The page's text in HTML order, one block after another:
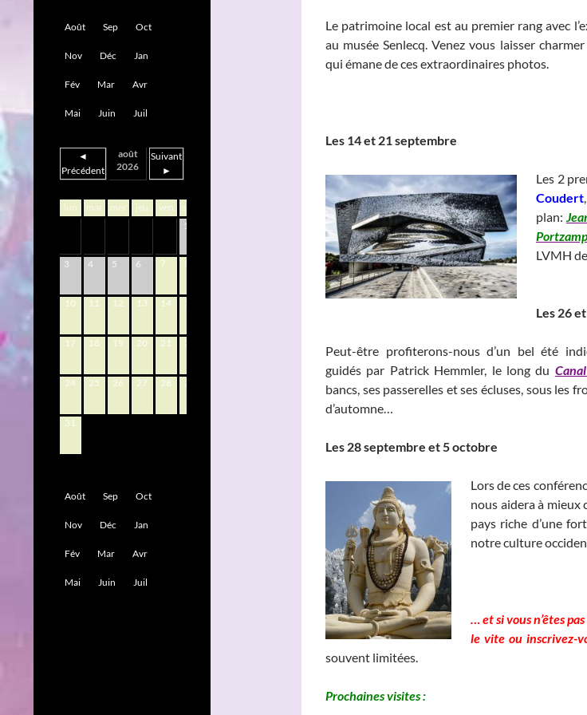
Le patrimoine local est au premier rang avec
au musée Senlecq. Venez vous laisser
qui émane de ces extraordinaires photos.
Les 14 et 21 septembre
Les 2
Coudert
plan:
LVMH
Les 26
Peut-être profiterons-nous d’un bel été
guidés par Patrick Hemmler, le long du
bancs, ses passerelles et ses écluses, sous les
d’automne…
Les 28 septembre et 5 octobre
Lors de ces
nous aidera à mieux
pays riche d’une
notre culture
… et si vous n’êtes
le vite ou inscrivez-
souvent limitées.
Prochaines visites :
Août Sep Oct
Nov Déc Jan
Fév Mar Avr
Mai Juin Juil
◄
Précédent
août
2026
Suivant
►
lun mar mer jeu ven sam
1
3 4 5 6 7 8
10 11 12 13 14 15
17 18 19 20 21 22
24 25 26 27 28 29
31
Août Sep Oct
Nov Déc Jan
Fév Mar Avr
Mai Juin Juil